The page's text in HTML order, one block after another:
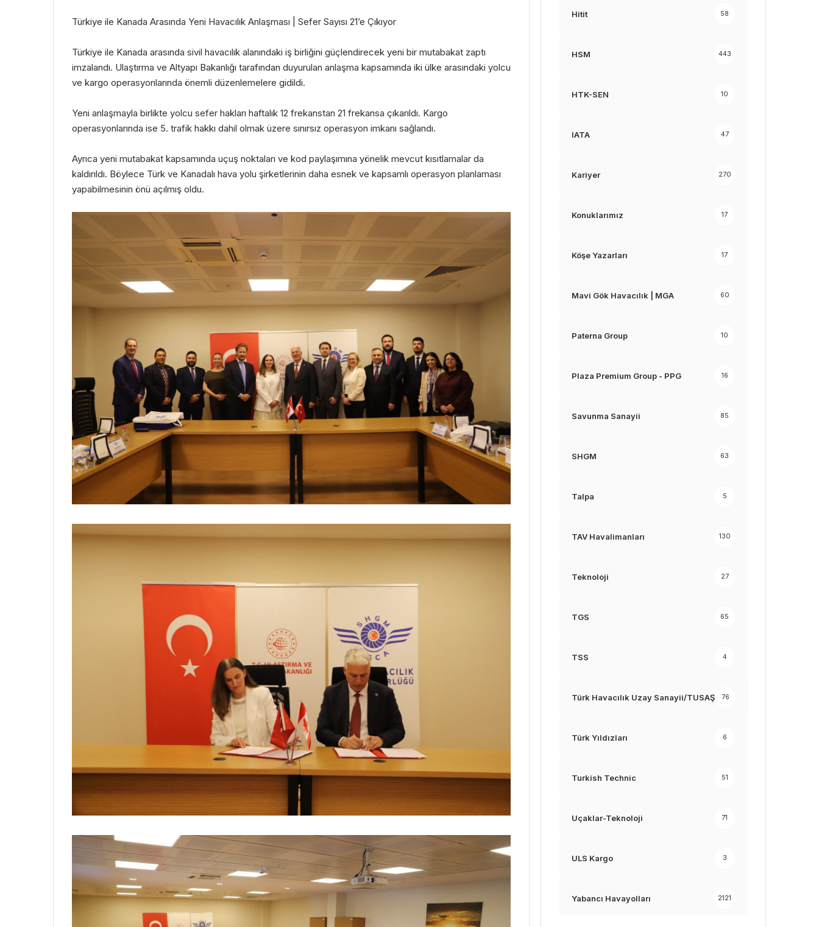
Türkiye ile Kanada Arasında Yeni Havacılık Anlaşması | Sefer Sayısı 21’e Çıkıyor
Türkiye ile Kanada arasında sivil havacılık alanındaki iş birliğini güçlendirecek yeni bir mutabakat zaptı
imzalandı. Ulaştırma ve Altyapı Bakanlığı tarafından duyurulan anlaşma kapsamında iki ülke arasındaki yolcu
ve kargo operasyonlarında önemli düzenlemelere gidildi.
Yeni anlaşmayla birlikte yolcu sefer hakları haftalık 12 frekanstan 21 frekansa çıkarıldı. Kargo
operasyonlarında ise 5. trafik hakkı dahil olmak üzere sınırsız operasyon imkanı sağlandı.
Ayrıca yeni mutabakat kapsamında uçuş noktaları ve kod paylaşımına yönelik mevcut kısıtlamalar da
kaldırıldı. Böylece Türk ve Kanadalı hava yolu şirketlerinin daha esnek ve kapsamlı operasyon planlaması
yapabilmesinin önü açılmış oldu.
Hitit 58
HSM 443
HTK-SEN 10
IATA 47
Kariyer 270
Konuklarımız 17
Köşe Yazarları 17
Mavi Gök Havacılık | MGA 60
Paterna Group 10
Plaza Premium Group - PPG 16
Savunma Sanayii 85
SHGM 63
Talpa 5
TAV Havalimanları 130
Teknoloji 27
TGS 65
TSS 4
Türk Havacılık Uzay Sanayii/TUSAŞ 76
Türk Yıldızları 6
Turkish Technic 51
Uçaklar-Teknoloji 71
ULS Kargo 3
Yabancı Havayolları 2121